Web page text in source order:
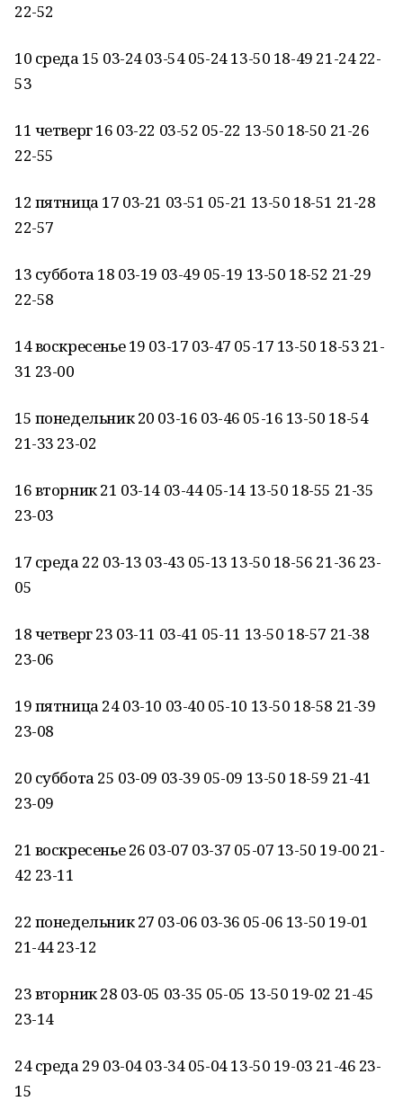
22-52
10 среда 15 03-24 03-54 05-24 13-50 18-49 21-24 22-
53
11 четверг 16 03-22 03-52 05-22 13-50 18-50 21-26
22-55
12 пятница 17 03-21 03-51 05-21 13-50 18-51 21-28
22-57
13 суббота 18 03-19 03-49 05-19 13-50 18-52 21-29
22-58
14 воскресенье 19 03-17 03-47 05-17 13-50 18-53 21-
31 23-00
15 понедельник 20 03-16 03-46 05-16 13-50 18-54
21-33 23-02
16 вторник 21 03-14 03-44 05-14 13-50 18-55 21-35
23-03
17 среда 22 03-13 03-43 05-13 13-50 18-56 21-36 23-
05
18 четверг 23 03-11 03-41 05-11 13-50 18-57 21-38
23-06
19 пятница 24 03-10 03-40 05-10 13-50 18-58 21-39
23-08
20 суббота 25 03-09 03-39 05-09 13-50 18-59 21-41
23-09
21 воскресенье 26 03-07 03-37 05-07 13-50 19-00 21-
42 23-11
22 понедельник 27 03-06 03-36 05-06 13-50 19-01
21-44 23-12
23 вторник 28 03-05 03-35 05-05 13-50 19-02 21-45
23-14
24 среда 29 03-04 03-34 05-04 13-50 19-03 21-46 23-
15